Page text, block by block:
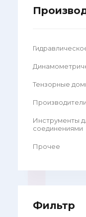
Тензорные
Производители
Инструменты
соединениями
Прочее
Фильтр